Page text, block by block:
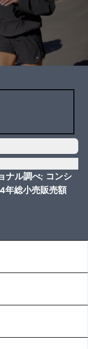
ナル調べ; コンシ
年総小売販売額